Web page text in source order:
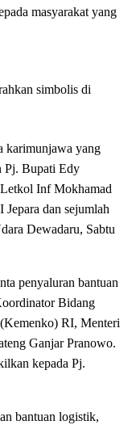
masyarakat yang
simbolis di
karimunjawa yang
Pj. Bupati Edy
Letkol Inf Mokhamad
dan sejumlah
Dewadaru, Sabtu
penyaluran bantuan
Bidang
RI, Menteri
Ganjar Pranowo.
kepada Pj.
bantuan logistik,